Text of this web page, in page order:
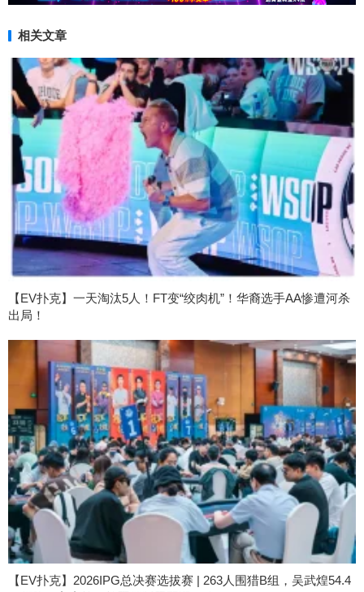
相关文章
【EV扑克】一天淘汰5人！FT变“绞肉机”！华裔选手AA惨遭河杀
出局！
【EV扑克】2026IPG总决赛选拔赛 | 263人围猎B组，吴武煌54.4